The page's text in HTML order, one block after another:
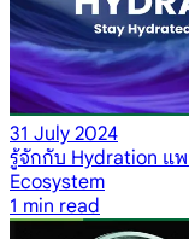
31 July 2024
รู้จักกับ Hydration แ
Ecosystem
1 min read